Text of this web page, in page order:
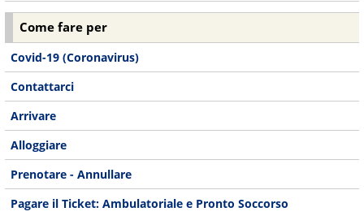
Come fare per
Covid-19 (Coronavirus)
Contattarci
Arrivare
Alloggiare
Prenotare - Annullare
Pagare il Ticket: Ambulatoriale e Pronto Soccorso